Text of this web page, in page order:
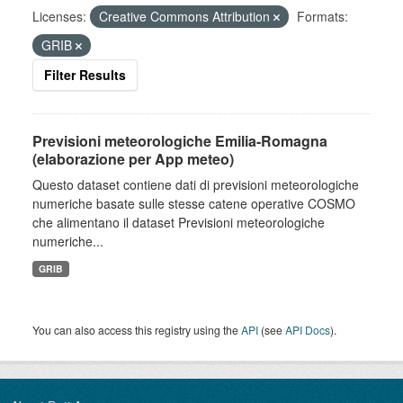
Licenses:
Creative Commons Attribution
Formats:
GRIB
Filter Results
Previsioni meteorologiche Emilia-Romagna
(elaborazione per App meteo)
Questo dataset contiene dati di previsioni meteorologiche
numeriche basate sulle stesse catene operative COSMO
che alimentano il dataset Previsioni meteorologiche
numeriche...
GRIB
You can also access this registry using theAPI (seeAPI Docs).